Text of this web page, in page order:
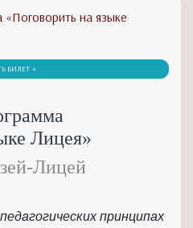
БИЛЕТ →
Лицея»
Лицей
принципах